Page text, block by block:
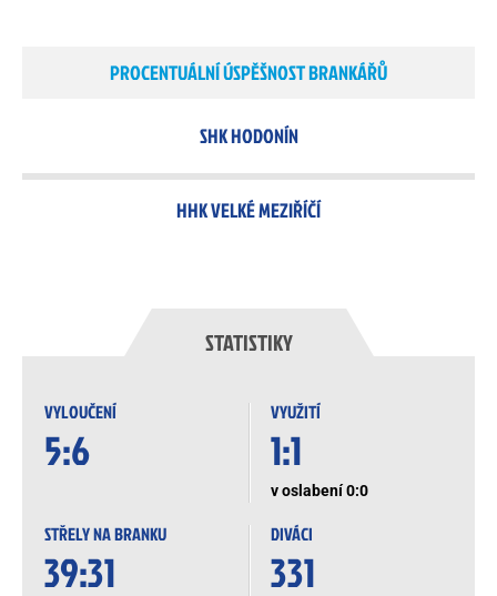
PROCENTUÁLNÍ ÚSPĚŠNOST BRANKÁŘŮ
SHK HODONÍN
HHK VELKÉ MEZIŘÍČÍ
STATISTIKY
VYLOUČENÍ
5:6
VYUŽITÍ
1:1
v oslabení 0:0
STŘELY NA BRANKU
39:31
DIVÁCI
331